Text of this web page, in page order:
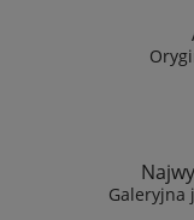
Galeryjna